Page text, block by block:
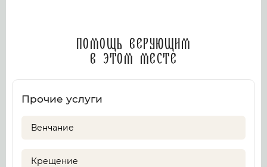
Помощь верующим
в этом месте
Прочие услуги
Венчание
Крещение